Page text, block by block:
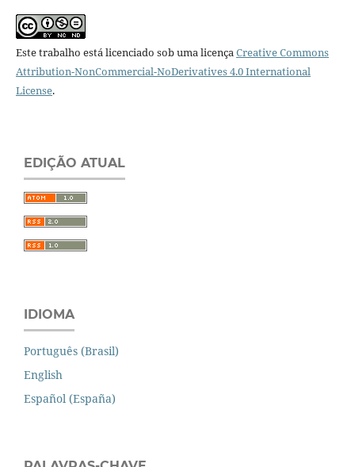
Este trabalho está licenciado sob uma licençaCreative Commons
Attribution-NonCommercial-NoDerivatives 4.0 International
License.
EDIÇÃO ATUAL
IDIOMA
Português (Brasil)
English
Español (España)